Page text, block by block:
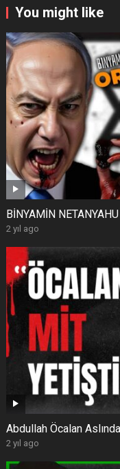
You might like
BİNYAMİN
2 yıl ago
Abdullah Öcalan
2 yıl ago